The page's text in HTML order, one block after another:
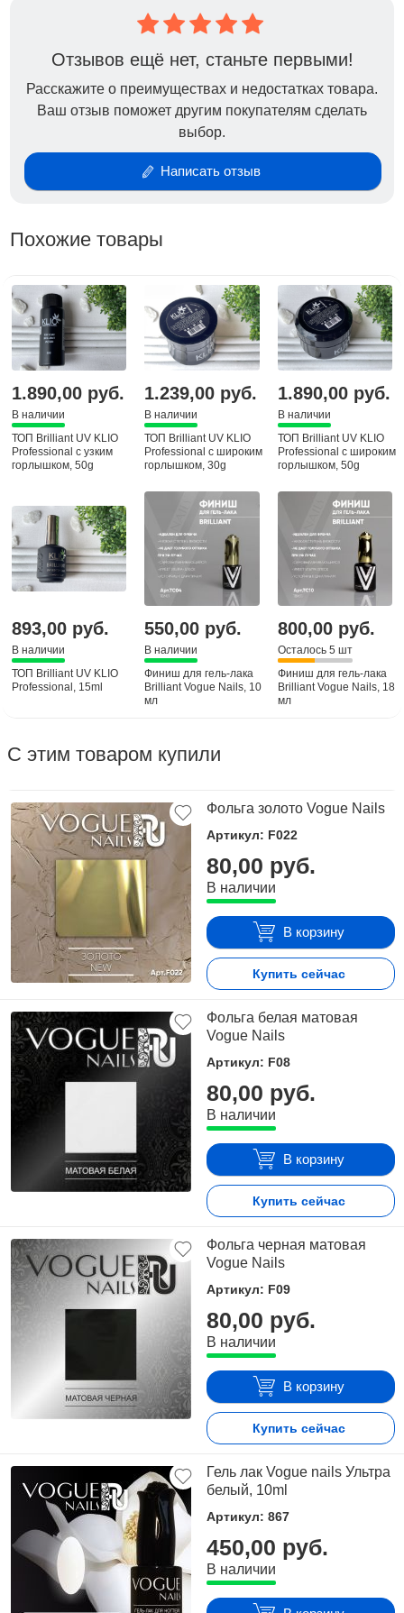
Гидроксипропилметакрилат, Полиэтеленгликоль 400
Бутилацетат, Этилацетат, Гидроксициклогексил
Фенил Кетон, Триметилбензол
Дифенилфосфиноксида.
Отзывов ещё нет, станьте первыми!
Расскажите о преимуществах и недостатках товара.
Ваш отзыв поможет другим покупателям сделать
выбор.
Написать отзыв
Похожие товары
1.890,00 руб.
В наличии
ТОП Brilliant UV KLIO
Professional с узким
горлышком, 50g
1.239,00 руб.
В наличии
ТОП Brilliant UV KLIO
Professional с широким
горлышком, 30g
1.890,00 руб.
В наличии
ТОП Brilliant UV KLIO
Professional с широким
горлышком, 50g
893,00 руб.
В наличии
ТОП Brilliant UV KLIO
Professional, 15ml
550,00 руб.
В наличии
Финиш для гель-лака
Brilliant Vogue Nails, 10
мл
800,00 руб.
Осталось 5 шт
Финиш для гель-лака
Brilliant Vogue Nails, 18
мл
С этим товаром купили
Фольга золото Vogue Nails
Артикул: F022
80,00 руб.
В наличии
В корзину
Купить сейчас
Фольга белая матовая
Vogue Nails
Артикул: F08
80,00 руб.
В наличии
В корзину
Купить сейчас
Фольга черная матовая
Vogue Nails
Артикул: F09
80,00 руб.
В наличии
В корзину
Купить сейчас
Гель лак Vogue nails Ультра
белый, 10ml
Артикул: 867
450,00 руб.
В наличии